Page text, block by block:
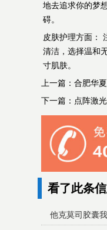
地去追求你的梦
碍。
皮肤护理方面：
清洁，选择温和
寸肌肤。
上一篇：合肥华
下一篇： 点阵激
看了此条
他克莫司胶囊